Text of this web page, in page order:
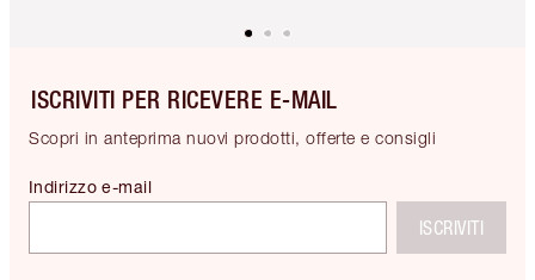
ISCRIVITI PER RICEVERE E-MAIL
Scopri in anteprima nuovi prodotti, offerte e consigli
Indirizzo e-mail
ISCRIVITI